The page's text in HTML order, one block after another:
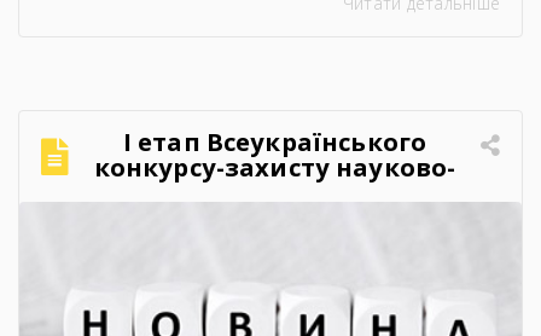
закладу інтерактивний захід «Кобзар
поезії, а також разом виконали безсмертний
[…]
І етап Всеукраїнського
конкурсу-захисту науково-
дослідницьких робіт учнів-